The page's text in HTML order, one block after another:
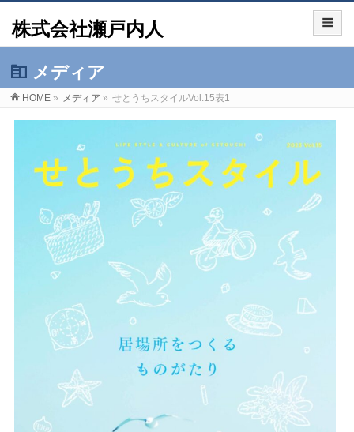
株式会社瀬戸内人
メディア
HOME » メディア » せとうちスタイルVol.15表1